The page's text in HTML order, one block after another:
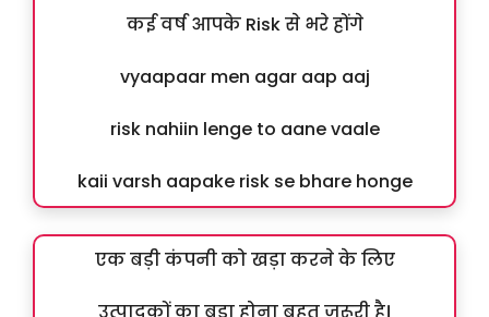
कई वर्ष आपके Risk से भरे होंगे
vyaapaar men agar aap aaj
risk nahiin lenge to aane vaale
kaii varsh aapake risk se bhare honge
एक बड़ी कंपनी को खड़ा करने के लिए